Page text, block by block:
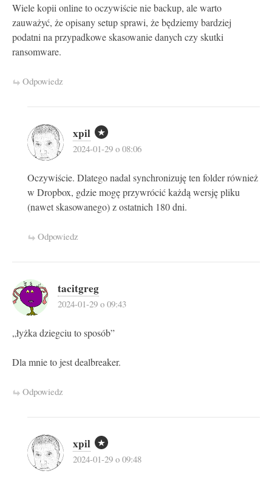
Wiele kopii online to oczywiście nie backup, ale warto
zauważyć, że opisany setup sprawi, że będziemy bardziej
podatni na przypadkowe skasowanie danych czy skutki
ransomware.
Odpowiedz
xpil
2024-01-29 o 08:06
Oczywiście. Dlatego nadal synchronizuję ten folder również
w Dropbox, gdzie mogę przywrócić każdą wersję pliku
(nawet skasowanego) z ostatnich 180 dni.
Odpowiedz
tacitgreg
2024-01-29 o 09:43
„łyżka dziegciu to sposób”
Dla mnie to jest dealbreaker.
Odpowiedz
xpil
2024-01-29 o 09:48